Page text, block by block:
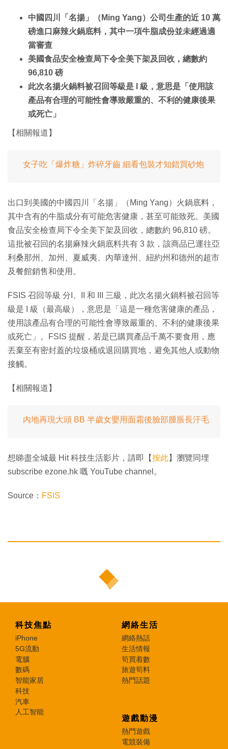
中國四川「名揚」（Ming Yang）公司生產的近 10 萬
磅進口麻辣火鍋底料，其中一項牛脂成份並未經過適
當審查
美國食品安全檢查局下令全美下架及回收，總數約
96,810 磅
此次名揚火鍋料被召回等級是 I 級，意思是「使用該
產品有合理的可能性會導致嚴重的、不利的健康後果
或死亡」
【相關報道】
女子吃「爆炸糖」炸碎牙齒 細看包裝才知錯買砂炮
出口到美國的中國四川「名揚」（Ming Yang）火鍋底料，
其中含有的牛脂成分有可能危害健康，甚至可能致死。美國
食品安全檢查局下令全美下架及回收，總數約 96,810 磅。
這批被召回的名揚麻辣火鍋底料共有 3 款，該商品已運往亞
利桑那州、加州、夏威夷、內華達州、紐約州和德州的超市
及餐館銷售和使用。
FSIS 召回等級 分I、II 和 III 三級，此次名揚火鍋料被召回等
級是 I 級（最高級），意思是「這是一種危害健康的產品，
使用該產品有合理的可能性會導致嚴重的、不利的健康後果
或死亡」。FSIS 提醒，若是已購買產品千萬不要食用，應
丟棄至有密封蓋的垃圾桶或退回購買地，避免其他人或動物
接觸。
【相關報道】
內地再現大頭 BB 半歲女嬰用面霜後臉部腫脹長汗毛
想睇盡全城最 Hit 科技生活影片，請即【按此】瀏覽同埋
subscribe ezone.hk 嘅 YouTube channel。
Source： FSIS
科技焦點
iPhone
5G流動
電腦
數碼
智能家居
科技
汽車
人工智能
網絡生活
網絡熱話
生活情報
筍買着數
旅遊筍料
熱門話題
遊戲動漫
熱門遊戲
電競裝備